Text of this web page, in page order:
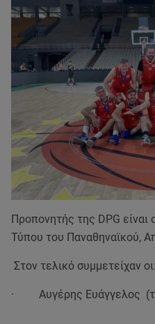
Προπονητής της DPG
Τύπου του Παναθηναϊκού,
Στον τελικό συμμετείχαν οι:
· Αυγέρης Ευάγγελος